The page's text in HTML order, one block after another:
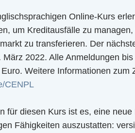
Online-Kurs
um Kreditausfälle zu
zu transferieren. Der
März 2022. Alle Anmeldungen
Weitere Informationen
CENPL
für diesen Kurs ist es, eine
Fähigkeiten auszustatten: